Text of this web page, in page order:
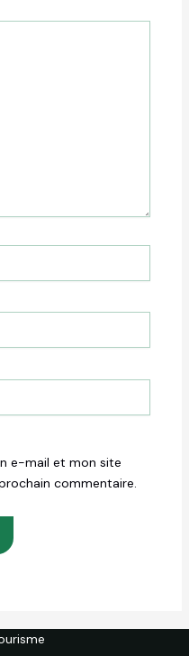
e-mail et mon site
commentaire.